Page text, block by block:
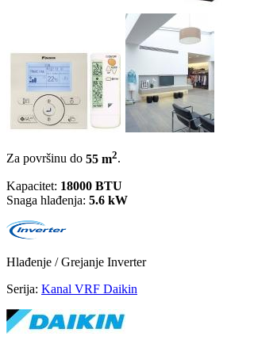
Za površinu do 55 m2.
Kapacitet: 18000 BTU
Snaga hlađenja: 5.6 kW
Hlađenje / Grejanje Inverter
Serija: Kanal VRF Daikin